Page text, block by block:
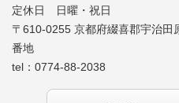
定休日 日曜・祝日
〒610-0255 京都府綴喜郡宇治田
番地
tel： 0774-88-2038